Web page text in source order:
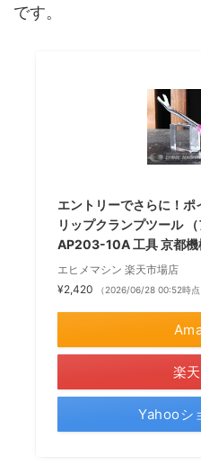
です。
エントリーでさらに！
リップクランプツール
AP203-10A 工具 京都機
エヒメマシン 楽天市場店
¥2,420
（2026/06/28 00:52時点
楽
Yahooシ